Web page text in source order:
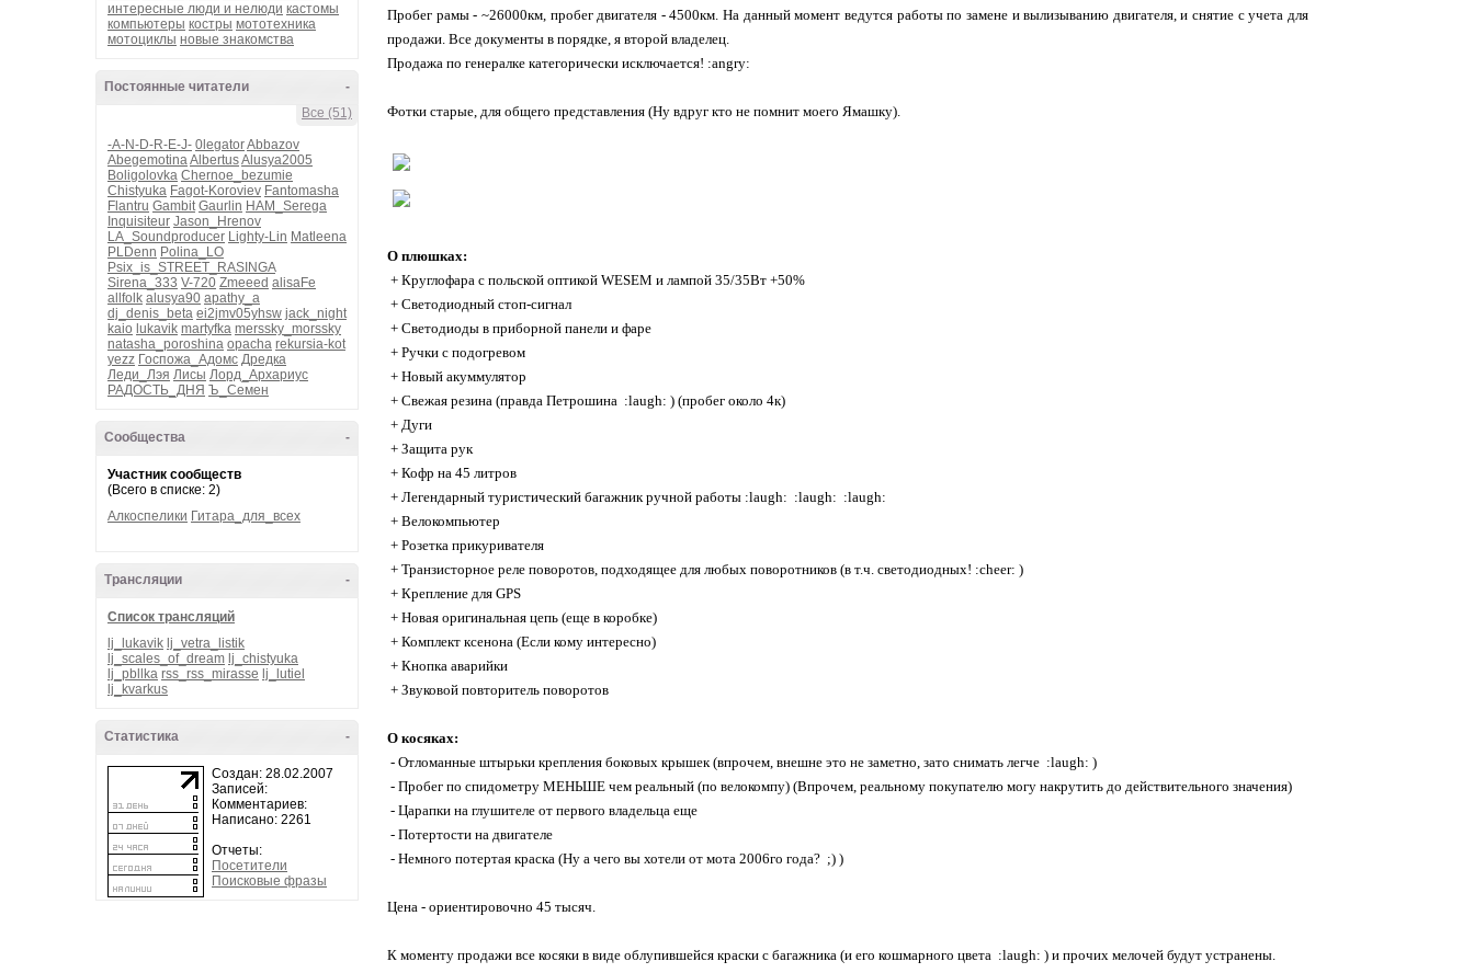
интересные люди и нелюди кастомы
компьютеры костры мототехника
мотоциклы новые знакомства
-
Постоянные читатели
Все (51)
-A-N-D-R-E-J- 0legatorAbbazov
AbegemotinaAlbertusAlusya2005
Boligolovka Chernoe_bezumie
Chistyuka Fagot-Koroviev Fantomasha
Flantru Gambit Gaurlin HAM_Serega
Inquisiteur Jason_Hrenov
LA_Soundproducer Lighty-Lin Matleena
PLDenn Polina_LO
Psix_is_STREET_RASINGA
Sirena_333 V-720 Zmeeed alisaFe
allfolk alusya90 apathy_a
dj_denis_beta ei2jmv05yhsw jack_night
kaio lukavik martyfka merssky_morssky
natasha_poroshina opacha rekursia-kot
yezz Госпожа_Адомс Дредка
Леди_Лэя Лисы Лорд_Архариус
РАДОСТЬ_ДНЯ Ъ_Семен
-
Сообщества
Участник сообществ
(Всего в списке: 2)
Алкоспелики Гитара_для_всех
-
Трансляции
Список трансляций
lj_lukavik lj_vetra_listik
lj_scales_of_dream lj_chistyuka
lj_pbllka rss_rss_mirasse lj_lutiel
lj_kvarkus
-
Статистика
Создан: 28.02.2007
Записей:
Комментариев:
Написано: 2261
Отчеты:
Посетители
Поисковые фразы
Пробег рамы - ~26000км, пробег двигателя - 4500км. На данный момент ведутся работы по замене и вылизыванию двигателя, и снятие с учета для
продажи. Все документы в порядке, я второй владелец.
Продажа по генералке категорически исключается! :angry:
Фотки старые, для общего представления (Ну вдруг кто не помнит моего Ямашку).
О плюшках:
+ Круглофара с польской оптикой WESEM и лампой 35/35Вт +50%
+ Светодиодный стоп-сигнал
+ Светодиоды в приборной панели и фаре
+ Ручки с подогревом
+ Новый акуммулятор
+ Свежая резина (правда Петрошина :laugh: ) (пробег около 4к)
+ Дуги
+ Защита рук
+ Кофр на 45 литров
+ Легендарный туристический багажник ручной работы :laugh: :laugh: :laugh:
+ Велокомпьютер
+ Розетка прикуривателя
+ Транзисторное реле поворотов, подходящее для любых поворотников (в т.ч. светодиодных! :cheer: )
+ Крепление для GPS
+ Новая оригинальная цепь (еще в коробке)
+ Комплект ксенона (Если кому интересно)
+ Кнопка аварийки
+ Звуковой повторитель поворотов
О косяках:
- Отломанные штырьки крепления боковых крышек (впрочем, внешне это не заметно, зато снимать легче :laugh: )
- Пробег по спидометру МЕНЬШЕ чем реальный (по велокомпу) (Впрочем, реальному покупателю могу накрутить до действительного значения)
- Царапки на глушителе от первого владельца еще
- Потертости на двигателе
- Немного потертая краска (Ну а чего вы хотели от мота 2006го года? ;) )
Цена - ориентировочно 45 тысяч.
К моменту продажи все косяки в виде облупившейся краски с багажника (и его кошмарного цвета :laugh: ) и прочих мелочей будут устранены.